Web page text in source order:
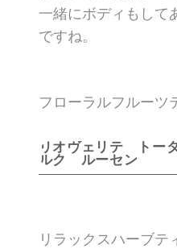
一緒にボディもして
ですね。
フローラルフルーツ
リオヴェリテ トー
ルク ルーセン
リラックスハーブテ